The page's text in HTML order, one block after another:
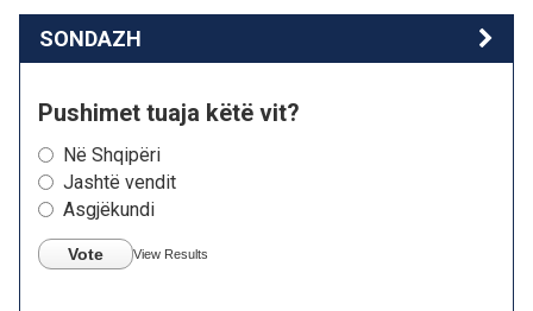
SONDAZH
Pushimet tuaja këtë vit?
Në Shqipëri
Jashtë vendit
Asgjëkundi
Vote View Results